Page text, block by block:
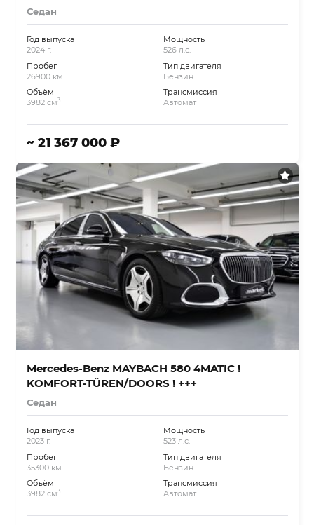
Седан
Год выпуска
2024 г.
Пробег
26900 км.
Объём
3982 см3
Мощность
526 л.с.
Тип двигателя
Бензин
Трансмиссия
Автомат
~ 21 367 000 ₽
Mercedes-Benz MAYBACH 580 4MATIC !
KOMFORT-TÜREN/DOORS ! +++
Седан
Год выпуска
2023 г.
Пробег
35300 км.
Объём
3982 см3
Мощность
523 л.с.
Тип двигателя
Бензин
Трансмиссия
Автомат